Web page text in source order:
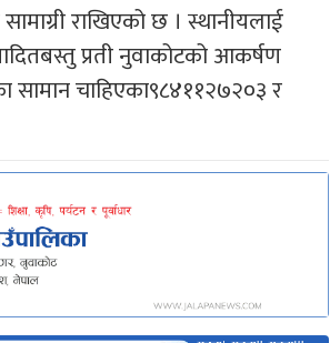
राखिएको छ । स्थानीयलाई
प्रती नुवाकोटको आकर्षण
चाहिएका९८४११२७२०३ र